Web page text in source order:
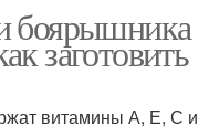
боярышника
заготовить
витамины А, Е, С и